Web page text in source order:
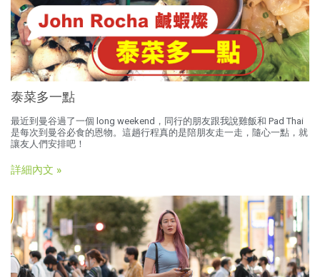
泰菜多一點
最近到曼谷過了一個 long weekend，同行的朋友跟我說雞飯和 Pad Thai
是每次到曼谷必食的恩物。這趟行程真的是陪朋友走一走，隨心一點，就
讓友人們安排吧！
詳細內文 »